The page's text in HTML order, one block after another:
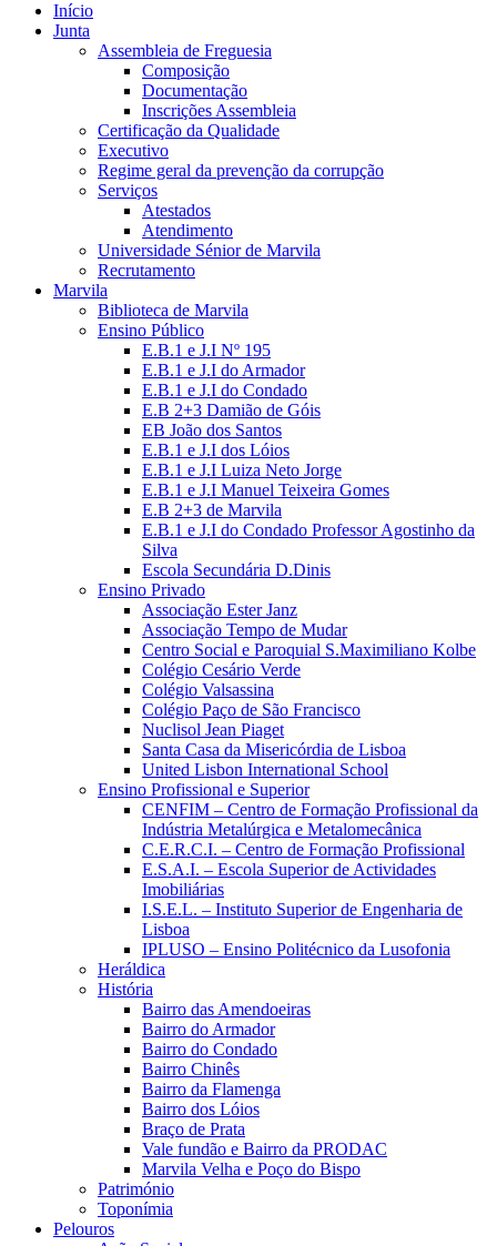
Início
Junta
Assembleia de Freguesia
Composição
Documentação
Inscrições Assembleia
Certificação da Qualidade
Executivo
Regime geral da prevenção da corrupção
Serviços
Atestados
Atendimento
Universidade Sénior de Marvila
Recrutamento
Marvila
Biblioteca de Marvila
Ensino Público
E.B.1 e J.I Nº 195
E.B.1 e J.I do Armador
E.B.1 e J.I do Condado
E.B 2+3 Damião de Góis
EB João dos Santos
E.B.1 e J.I dos Lóios
E.B.1 e J.I Luiza Neto Jorge
E.B.1 e J.I Manuel Teixeira Gomes
E.B 2+3 de Marvila
E.B.1 e J.I do Condado Professor Agostinho da
Silva
Escola Secundária D.Dinis
Ensino Privado
Associação Ester Janz
Associação Tempo de Mudar
Centro Social e Paroquial S.Maximiliano Kolbe
Colégio Cesário Verde
Colégio Valsassina
Colégio Paço de São Francisco
Nuclisol Jean Piaget
Santa Casa da Misericórdia de Lisboa
United Lisbon International School
Ensino Profissional e Superior
CENFIM – Centro de Formação Profissional da
Indústria Metalúrgica e Metalomecânica
C.E.R.C.I. – Centro de Formação Profissional
E.S.A.I. – Escola Superior de Actividades
Imobiliárias
I.S.E.L. – Instituto Superior de Engenharia de
Lisboa
IPLUSO – Ensino Politécnico da Lusofonia
Heráldica
História
Bairro das Amendoeiras
Bairro do Armador
Bairro do Condado
Bairro Chinês
Bairro da Flamenga
Bairro dos Lóios
Braço de Prata
Vale fundão e Bairro da PRODAC
Marvila Velha e Poço do Bispo
Património
Toponímia
Pelouros